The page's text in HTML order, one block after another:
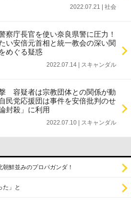
2022.07.21 | 社会
察庁長官を使い奈良県警に圧力！
い安倍元首相と統一教会の深い関
めぐる疑惑
2022.07.14 | スキャンダル
容疑者は宗教団体との関係が動
民党応援団は事件を安倍批判のせ
封殺」に利用
2022.07.10 | スキャンダル
鮮並みのプロパガンダ！
た」と